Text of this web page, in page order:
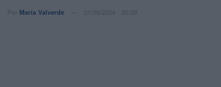
Por María Valverde 21/09/2024 - 20:39